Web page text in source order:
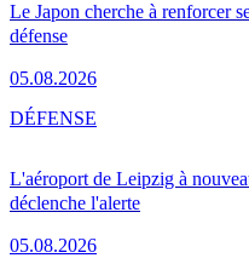
Le Japon cherche à renforcer
défense
05.08.2026
L'aéroport de Leipzig à
déclenche l'alerte
05.08.2026
DÉFENSE